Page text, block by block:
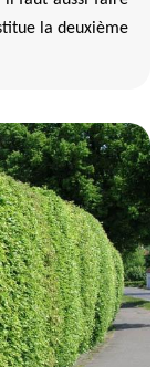
la deuxième